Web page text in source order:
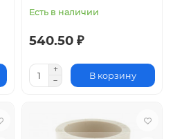
Есть в наличии
540.50 ₽
В корзину